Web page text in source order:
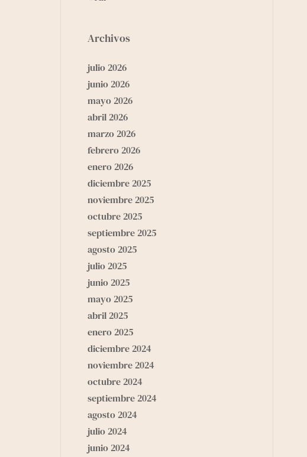
Archivos
julio 2026
junio 2026
mayo 2026
abril 2026
marzo 2026
febrero 2026
enero 2026
diciembre 2025
noviembre 2025
octubre 2025
septiembre 2025
agosto 2025
julio 2025
junio 2025
mayo 2025
abril 2025
enero 2025
diciembre 2024
noviembre 2024
octubre 2024
septiembre 2024
agosto 2024
julio 2024
junio 2024